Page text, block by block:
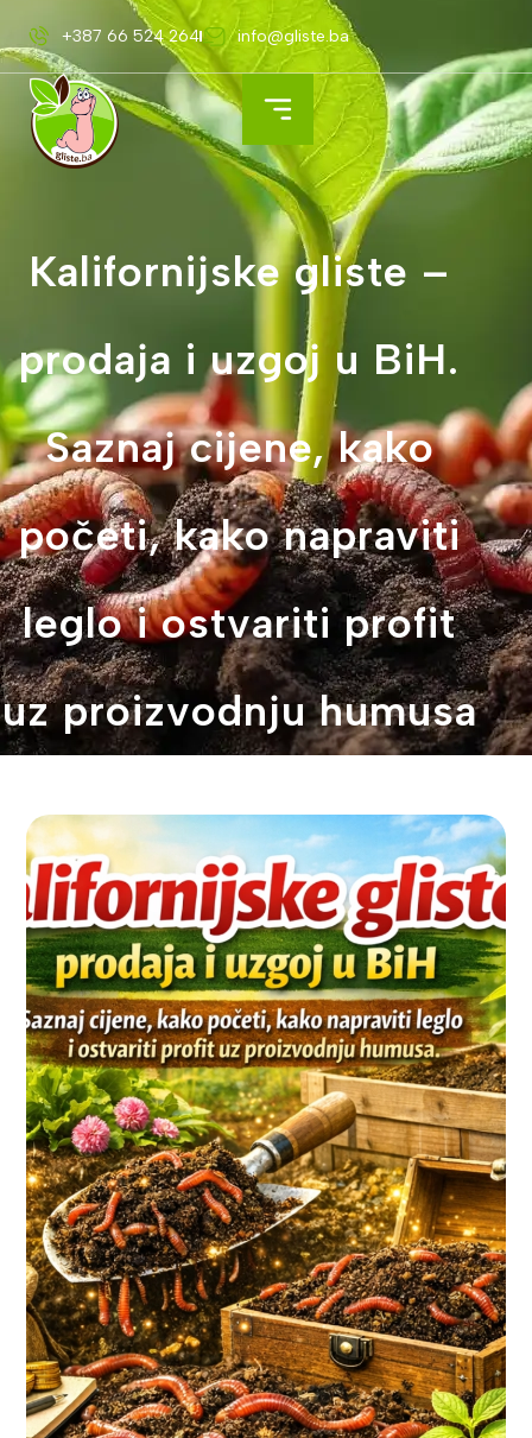
+387 66 524 264 info@gliste.ba
Kalifornijske gliste –
prodaja i uzgoj u BiH.
Saznaj cijene, kako
početi, kako napraviti
leglo i ostvariti profit
uz proizvodnju humusa